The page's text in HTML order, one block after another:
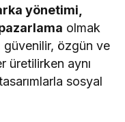
yönetimi,
olmak
özgün ve
üretilirken aynı
sosyal